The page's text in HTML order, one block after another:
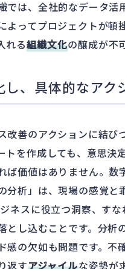
では、全社的なデータ活
よってプロジェクトが頓
れる組織文化の醸成が不
し、具体的なア
善のアクションに結び
を作成しても、意思決
ば価値はありません。数
析」は、現場の感覚と
ネスに役立つ洞察、すな
し込むことです。分析
感の欠如も問題です。不
返すアジャイルな姿勢が